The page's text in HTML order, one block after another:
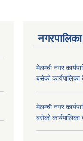
नगरपालिका
मेलम्ची नगर
बसेको
मेलम्ची नगर
बसेको